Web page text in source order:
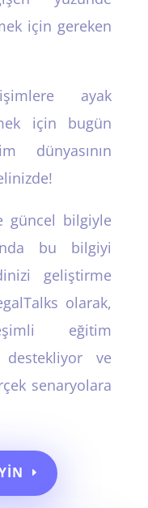
için gereken
ayak
için bugün
dünyasının
güncel bilgiyle
bu bilgiyi
geliştirme
olarak,
eğitim
destekliyor ve
senaryolara